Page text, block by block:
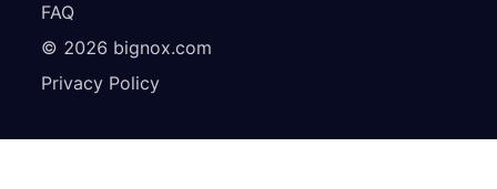
FAQ
© 2026 bignox.com
Privacy Policy